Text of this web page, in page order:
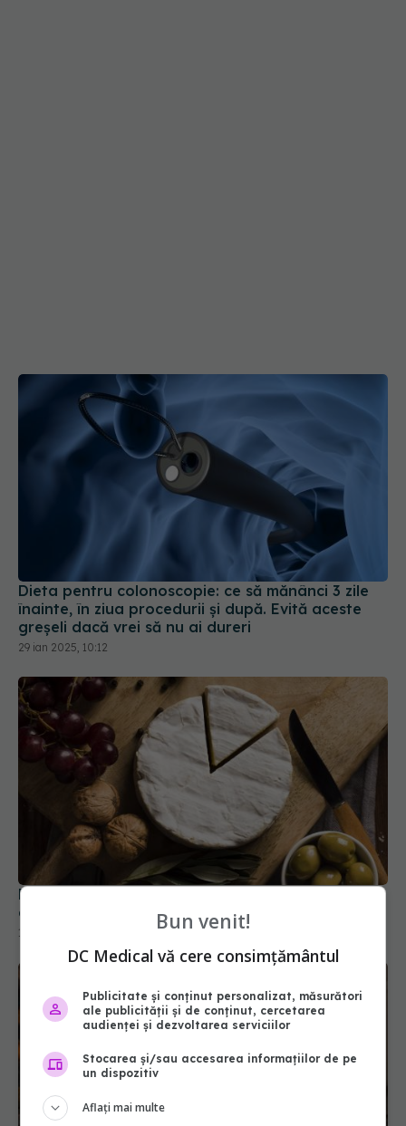
Dieta pentru colonoscopie: ce să mănânci 3 zile
înainte, în ziua procedurii și după. Evită aceste
greșeli dacă vrei să nu ai dureri
29 ian 2025, 10:12
Brânza care îți îmbunătățește memoria. Compusul
din această brânză e secretul unui creier sănătos
13 ian 2025, 12:51 Bun venit!
DC Medical vă cere consimțământul
Publicitate și conținut personalizat, măsurători
ale publicității și de conținut, cercetarea
audienței și dezvoltarea serviciilor
Stocarea și/sau accesarea informațiilor de pe
un dispozitiv
Aflați mai multe